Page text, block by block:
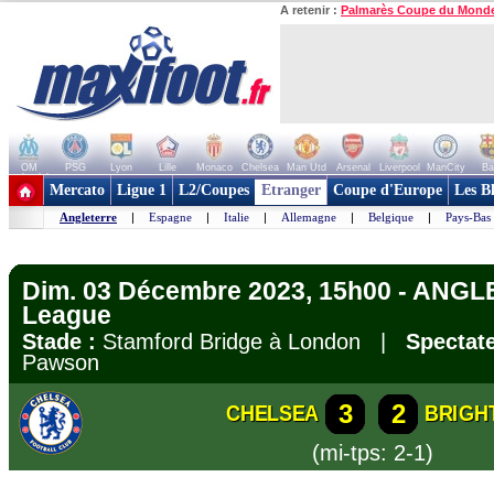
A retenir : Palmarès Coupe du
OM PSG Lyon Lille Monaco Chelsea Man Utd Arsenal Liverpool ManCity
+ de clubs
Mercato Ligue 1 L2/Coupes Etranger Coupe d'Europe Les
Angleterre | Espagne | Italie | Allemagne | Belgique | Pays-Bas
Dim. 03 Décembre 2023, 15h00 -
League
Stade : Stamford Bridge à London |
Pawson
CHELSEA 3 2
(mi-tps: 2-1)